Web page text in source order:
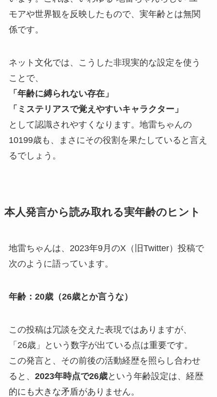
モアや世界観を反映したもので、実年齢とは無関
係です。
ネット文化では、こうした非現実的な設定を使う
ことで、
「年齢に縛られない存在」
「ミステリアスで覚えやすいキャラクター」
として認識されやすくなります。地雷ちゃんの
10199歳も、まさにその役割を果たしていると言え
るでしょう。
本人発言から読み取れる実年齢のヒント
地雷ちゃんは、2023年9月のX（旧Twitter）投稿で
次のように語っています。
年齢：20歳（26歳とか言うな）
この投稿は冗談を交えた表現ではありますが、
「26歳」という数字が出ている点は重要です。
この発言と、その前後の活動経歴を照らし合わせ
ると、 2023年時点で26歳という年齢設定は、経歴
的にも大きな矛盾がありません。